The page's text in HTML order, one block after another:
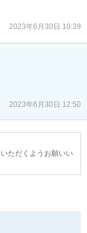
2023年6月30日 10:39
2023年6月30日 12:50
ただくようお願いい